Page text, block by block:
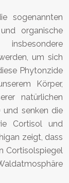
sogenannten
organische
um sich
Phytonzide
Körper,
natürlichen
und senken die
Cortisol und
zeigt, dass
Cortisolspiegel